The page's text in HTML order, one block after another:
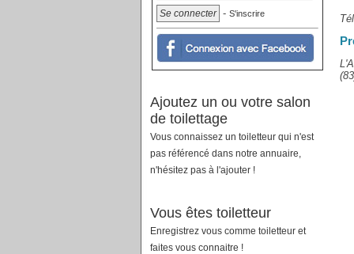
- S'inscrire
Ajoutez un ou votre salon
de toilettage
Vous connaissez un toiletteur qui n'est
pas référencé dans notre annuaire,
n'hésitez pas à l'ajouter !
Vous êtes toiletteur
Enregistrez vous comme toiletteur et
faites vous connaitre !